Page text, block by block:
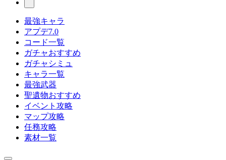
最強キャラ
アプデ7.0
コード一覧
ガチャおすすめ
ガチャシミュ
キャラ一覧
最強武器
聖遺物おすすめ
イベント攻略
マップ攻略
任務攻略
素材一覧